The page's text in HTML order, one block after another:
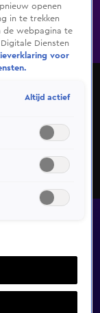
Bondgenoten
openen
in te trekken
de webpagina te
Diensten
voor
Altijd actief